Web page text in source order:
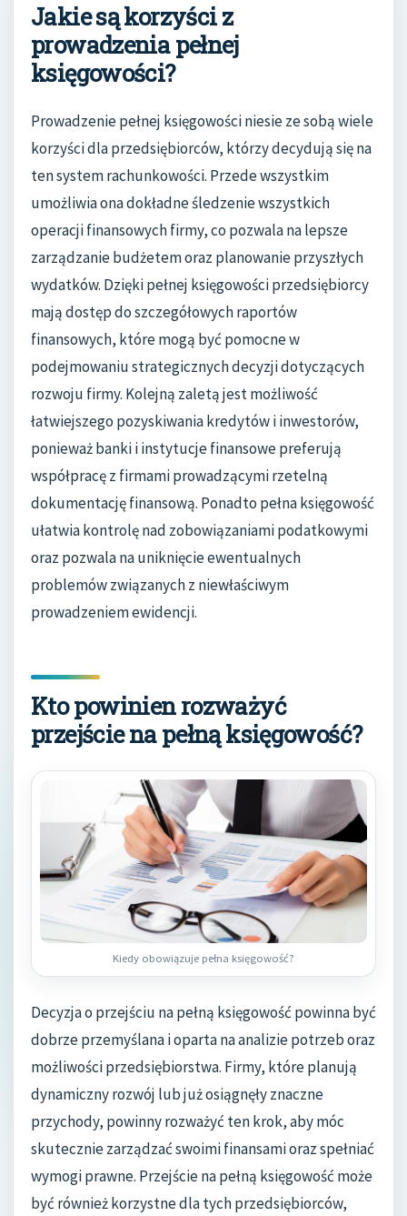
Jakie są korzyści z
prowadzenia pełnej
księgowości?
Prowadzenie pełnej księgowości niesie ze sobą wiele
korzyści dla przedsiębiorców, którzy decydują się na
ten system rachunkowości. Przede wszystkim
umożliwia ona dokładne śledzenie wszystkich
operacji finansowych firmy, co pozwala na lepsze
zarządzanie budżetem oraz planowanie przyszłych
wydatków. Dzięki pełnej księgowości przedsiębiorcy
mają dostęp do szczegółowych raportów
finansowych, które mogą być pomocne w
podejmowaniu strategicznych decyzji dotyczących
rozwoju firmy. Kolejną zaletą jest możliwość
łatwiejszego pozyskiwania kredytów i inwestorów,
ponieważ banki i instytucje finansowe preferują
współpracę z firmami prowadzącymi rzetelną
dokumentację finansową. Ponadto pełna księgowość
ułatwia kontrolę nad zobowiązaniami podatkowymi
oraz pozwala na uniknięcie ewentualnych
problemów związanych z niewłaściwym
prowadzeniem ewidencji.
Kto powinien rozważyć
przejście na pełną księgowość?
Kiedy obowiązuje pełna księgowość?
Decyzja o przejściu na pełną księgowość powinna być
dobrze przemyślana i oparta na analizie potrzeb oraz
możliwości przedsiębiorstwa. Firmy, które planują
dynamiczny rozwój lub już osiągnęły znaczne
przychody, powinny rozważyć ten krok, aby móc
skutecznie zarządzać swoimi finansami oraz spełniać
wymogi prawne. Przejście na pełną księgowość może
być również korzystne dla tych przedsiębiorców,